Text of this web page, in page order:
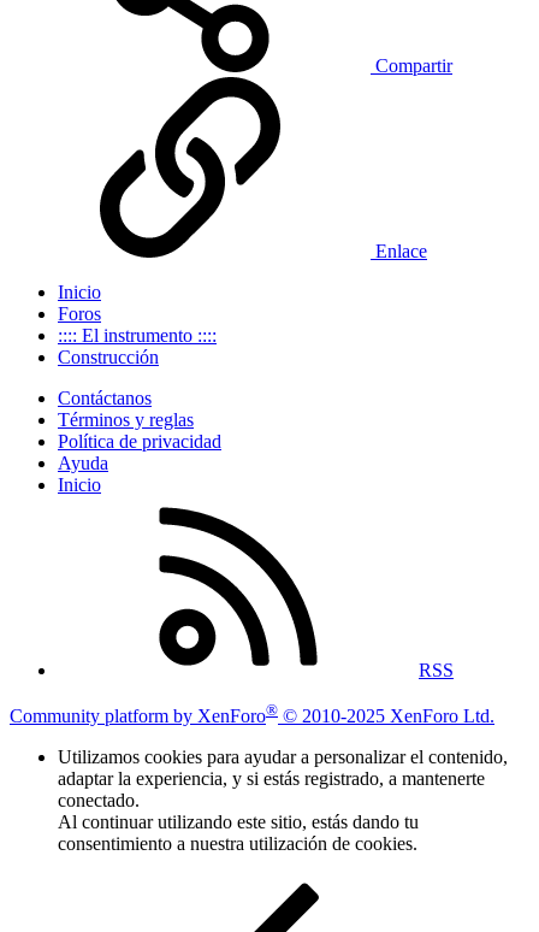
Compartir
Enlace
Inicio
Foros
:::: El instrumento ::::
Construcción
Contáctanos
Términos y reglas
Política de privacidad
Ayuda
Inicio
RSS
Community platform by XenForo® © 2010-2025 XenForo Ltd.
Utilizamos cookies para ayudar a personalizar el contenido,
adaptar la experiencia, y si estás registrado, a mantenerte
conectado.
Al continuar utilizando este sitio, estás dando tu
consentimiento a nuestra utilización de cookies.